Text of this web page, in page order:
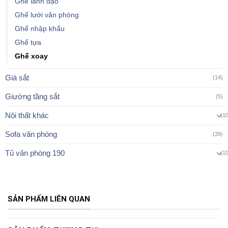
Ghế lưới văn phòng
Ghế nhập khẩu
Ghế tựa
Ghế xoay
Giá sắt (14)
Giường tầng sắt (5)
Nội thất khác
Sofa văn phòng (39)
Tủ văn phòng 190
SẢN PHẨM LIÊN QUAN